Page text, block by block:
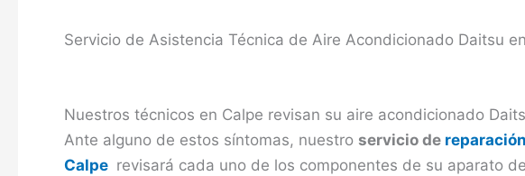
Servicio de Asistencia Técnica de Aire Acondicionado Daitsu
Nuestros técnicos en Calpe revisan su aire acondicionado
Ante alguno de estos síntomas, nuestro servicio de
Calpe revisará cada uno de los componentes de su aparato